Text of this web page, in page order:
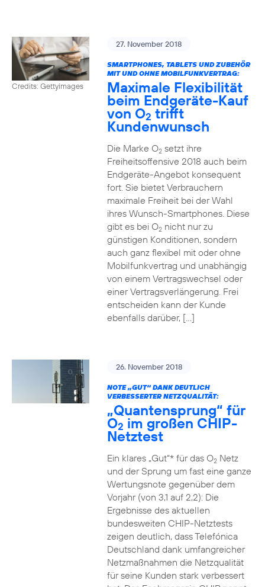
Credits: Gettyimages
27. November 2018
SMARTPHONES, TABLETS UND ZUBEHÖR
MIT UND OHNE MOBILFUNKVERTRAG:
Maximale Flexibilität
beim Endgeräte-Kauf
von O2 trifft
Kundenwunsch
Die Marke O2setzt ihre
Freiheitsoffensive 2018 auch beim
Endgeräte-Angebot konsequent
fort. Sie bietet Verbrauchern
maximale Freiheit bei der Wahl
ihres Wunsch-Smartphones. Diese
gibt es bei O2nicht nur zu
günstigen Konditionen, sondern
auch ganz flexibel mit oder ohne
Mobilfunkvertrag und unabhängig
von einem Vertragswechsel oder
einer Vertragsverlängerung. Frei
entscheiden kann der Kunde
ebenfalls darüber, […]
26. November 2018
NOTE „GUT“ DANK DEUTLICH
VERBESSERTER NETZQUALITÄT:
„Quantensprung“ für
O2 im großen CHIP-
Netztest
Ein klares „Gut“* für das O2Netz
und der Sprung um fast eine ganze
Wertungsnote gegenüber dem
Vorjahr (von 3,1 auf 2,2): Die
Ergebnisse des aktuellen
bundesweiten CHIP-Netztests
zeigen deutlich, dass Telefónica
Deutschland dank umfangreicher
Netzmaßnahmen die Netzqualität
für seine Kunden stark verbessert